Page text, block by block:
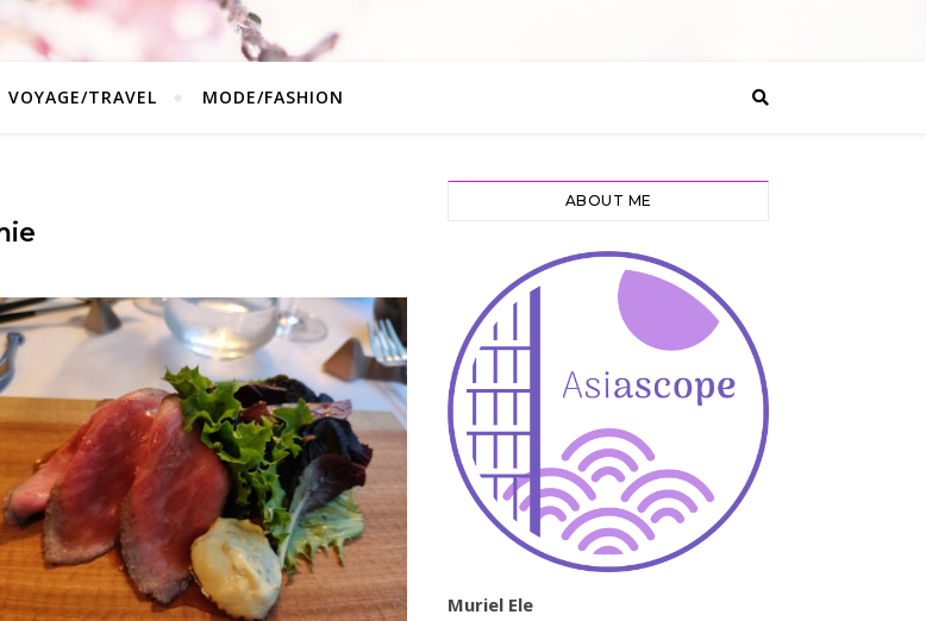
VOYAGE/TRAVEL MODE/FASHION
ABOUT ME
Muriel Ele